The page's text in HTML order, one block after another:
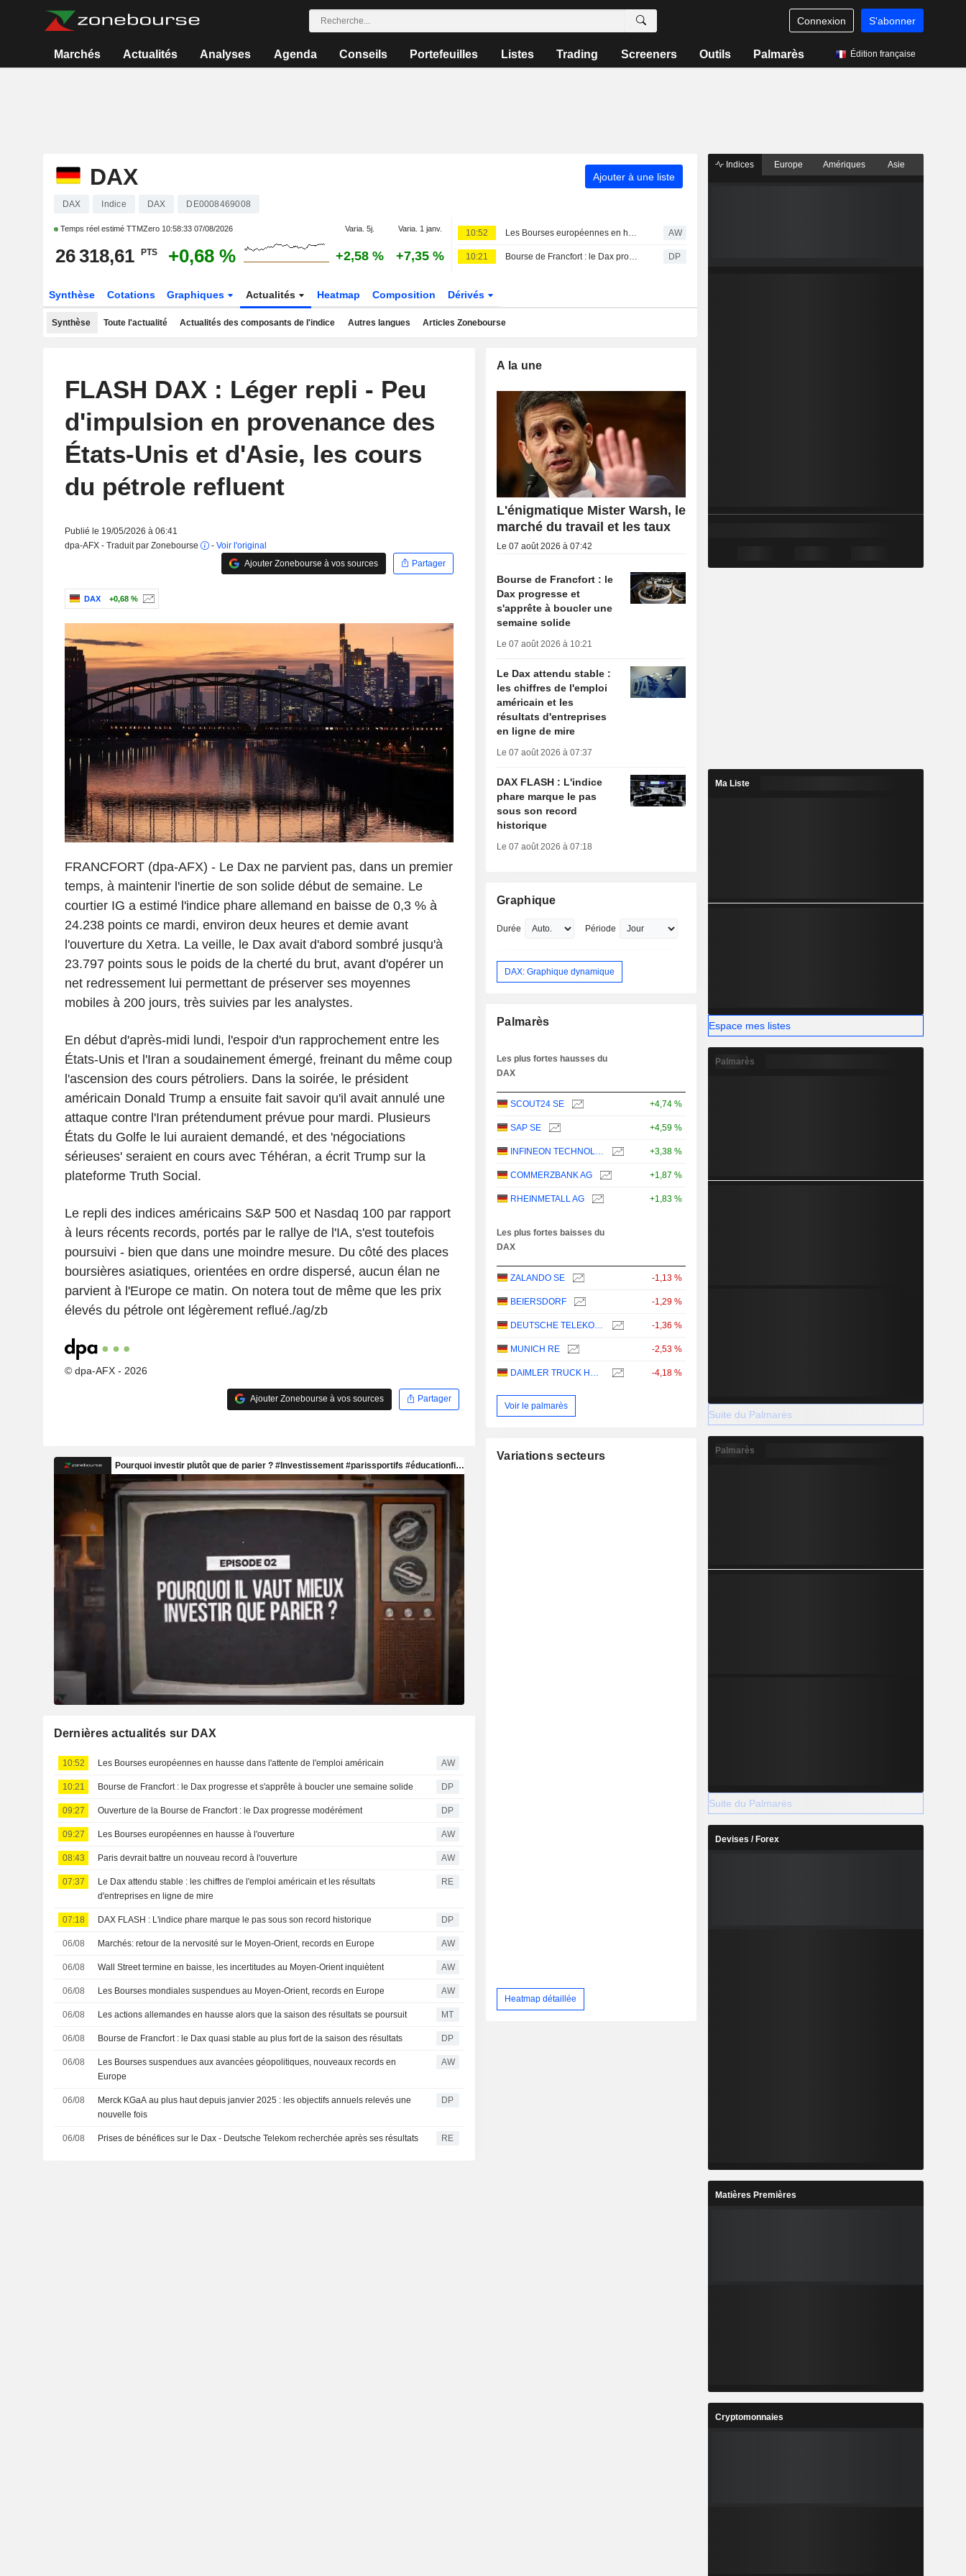
Connexion S'abonner
Marchés Actualités Analyses Agenda Conseils Portefeuilles Listes Trading Screeners Outils Palmarès Édition française
DAX Ajouter à une liste
DAX Indice DAX DE0008469008
Temps réel estimé TTMZero 10:58:33 07/08/2026 Varia. 5j. Varia. 1 janv.
26 318,61 PTS +0,68 % +2,58 % +7,35 %
10:52 Les Bourses européennes en hausse dans l'attente de l'emploi américain AW
10:21 Bourse de Francfort : le Dax progresse et s'apprête à boucler une semaine solide DP
Synthèse Cotations Graphiques Actualités Heatmap Composition Dérivés
Synthèse Toute l'actualité Actualités des composants de l'indice Autres langues Articles Zonebourse
FLASH DAX : Léger repli - Peu
d'impulsion en provenance des
États-Unis et d'Asie, les cours
du pétrole refluent
Publié le 19/05/2026 à 06:41
dpa-AFX - Traduit par Zonebourse
- Voir l'original
Ajouter Zonebourse à vos sources
Partager
DAX +0,68 %
FRANCFORT (dpa-AFX) - Le Dax ne parvient pas, dans un premier
temps, à maintenir l'inertie de son solide début de semaine. Le
courtier IG a estimé l'indice phare allemand en baisse de 0,3 % à
24.238 points ce mardi, environ deux heures et demie avant
l'ouverture du Xetra. La veille, le Dax avait d'abord sombré jusqu'à
23.797 points sous le poids de la cherté du brut, avant d'opérer un
net redressement lui permettant de préserver ses moyennes
mobiles à 200 jours, très suivies par les analystes.
En début d'après-midi lundi, l'espoir d'un rapprochement entre les
États-Unis et l'Iran a soudainement émergé, freinant du même coup
l'ascension des cours pétroliers. Dans la soirée, le président
américain Donald Trump a ensuite fait savoir qu'il avait annulé une
attaque contre l'Iran prétendument prévue pour mardi. Plusieurs
États du Golfe le lui auraient demandé, et des 'négociations
sérieuses' seraient en cours avec Téhéran, a écrit Trump sur la
plateforme Truth Social.
Le repli des indices américains S&P 500 et Nasdaq 100 par rapport
à leurs récents records, portés par le rallye de l'IA, s'est toutefois
poursuivi - bien que dans une moindre mesure. Du côté des places
boursières asiatiques, orientées en ordre dispersé, aucun élan ne
parvient à l'Europe ce matin. On notera tout de même que les prix
élevés du pétrole ont légèrement reflué./ag/zb
© dpa-AFX - 2026
Ajouter Zonebourse à vos sources Partager
Dernières actualités sur DAX
10:52 Les Bourses européennes en hausse dans l'attente de l'emploi américain AW
10:21 Bourse de Francfort : le Dax progresse et s'apprête à boucler une semaine solide DP
09:27 Ouverture de la Bourse de Francfort : le Dax progresse modérément DP
09:27 Les Bourses européennes en hausse à l'ouverture AW
08:43 Paris devrait battre un nouveau record à l'ouverture AW
07:37
Le Dax attendu stable : les chiffres de l'emploi américain et les résultats
d'entreprises en ligne de mire
RE
07:18 DAX FLASH : L'indice phare marque le pas sous son record historique DP
06/08 Marchés: retour de la nervosité sur le Moyen-Orient, records en Europe AW
06/08 Wall Street termine en baisse, les incertitudes au Moyen-Orient inquiètent AW
06/08 Les Bourses mondiales suspendues au Moyen-Orient, records en Europe AW
06/08 Les actions allemandes en hausse alors que la saison des résultats se poursuit MT
06/08 Bourse de Francfort : le Dax quasi stable au plus fort de la saison des résultats DP
06/08
Les Bourses suspendues aux avancées géopolitiques, nouveaux records en
Europe
AW
06/08
Merck KGaA au plus haut depuis janvier 2025 : les objectifs annuels relevés une
nouvelle fois
DP
06/08 Prises de bénéfices sur le Dax - Deutsche Telekom recherchée après ses résultats RE
A la une
L'énigmatique Mister Warsh, le
marché du travail et les taux
Le 07 août 2026 à 07:42
Bourse de Francfort : le
Dax progresse et
s'apprête à boucler une
semaine solide
Le 07 août 2026 à 10:21
Le Dax attendu stable :
les chiffres de l'emploi
américain et les
résultats d'entreprises
en ligne de mire
Le 07 août 2026 à 07:37
DAX FLASH : L'indice
phare marque le pas
sous son record
historique
Le 07 août 2026 à 07:18
Graphique
Durée Période
DAX: Graphique dynamique
Palmarès
Les plus fortes hausses du
DAX
SCOUT24 SE +4,74 %
SAP SE +4,59 %
INFINEON TECHNOLOGIES AG +3,38 %
COMMERZBANK AG +1,87 %
RHEINMETALL AG +1,83 %
Les plus fortes baisses du
DAX
ZALANDO SE -1,13 %
BEIERSDORF -1,29 %
DEUTSCHE TELEKOM AG -1,36 %
MUNICH RE -2,53 %
DAIMLER TRUCK HOLDING AG -4,18 %
Voir le palmarès
Variations secteurs
Heatmap détaillée
Indices Europe Amériques Asie
Ma Liste
Espace mes listes
Palmarès
Suite du Palmarès
Palmarès
Suite du Palmarès
Devises / Forex
Matières Premières
Cryptomonnaies